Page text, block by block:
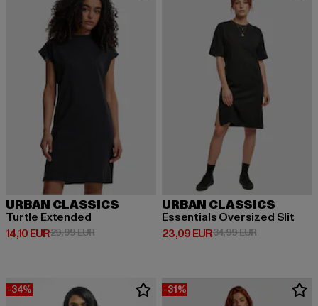
URBAN CLASSICS
Turtle Extended
14,10 EUR
Derzeitiger Preis: 14,10 EUR
29,99 EURAktionspreis: 29,99 EUR
URBAN CLASSICS
Essentials Oversized Slit
23,09 EUR
Derzeitiger Preis: 23,09 EUR
34,99 EURAktionspreis:
-34% -31%